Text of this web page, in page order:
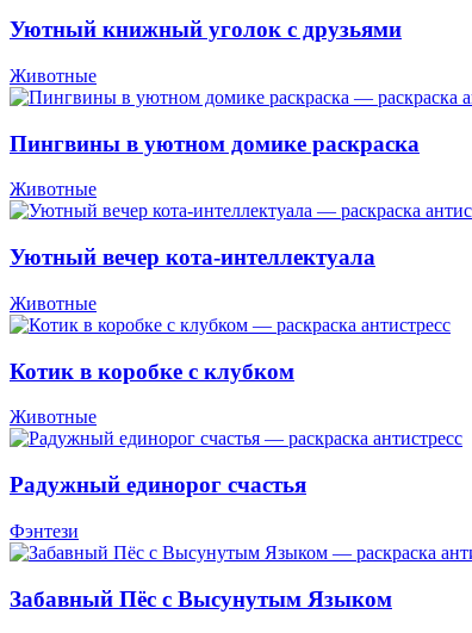
Уютный книжный уголок с друзьями
Животные
Пингвины в уютном домике раскраска
Животные
Уютный вечер кота-интеллектуала
Животные
Котик в коробке с клубком
Животные
Радужный единорог счастья
Фэнтези
Забавный Пёс с Высунутым Языком